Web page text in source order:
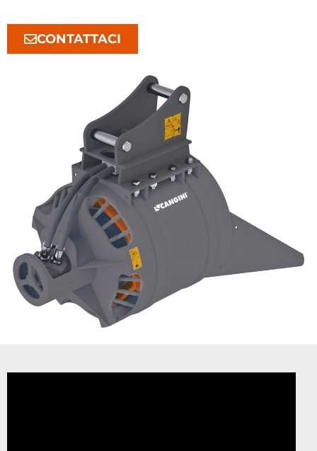
CONTATTACI